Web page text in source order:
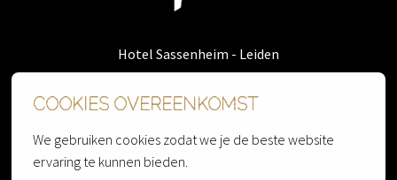
COOKIES OVEREENKOMST
We gebruiken cookies zodat we je de beste website
ervaring te kunnen bieden.
Hotel Sassenheim - Leiden
Cherry Lounge